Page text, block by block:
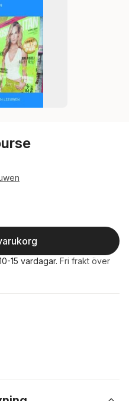
15 vardagar. Fri frakt över